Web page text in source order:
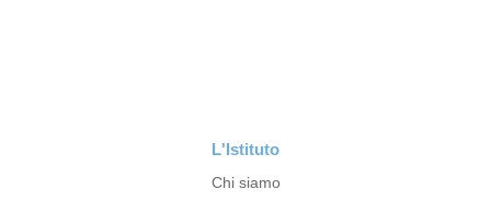
L'Istituto
Chi siamo